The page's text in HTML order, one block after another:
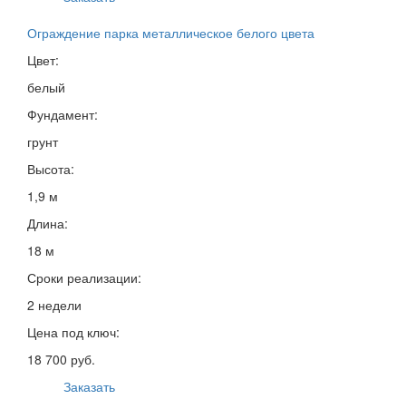
Ограждение парка металлическое белого цвета
Цвет:
белый
Фундамент:
грунт
Высота:
1,9 м
Длина:
18 м
Сроки реализации:
2 недели
Цена под ключ:
18 700 руб.
Заказать